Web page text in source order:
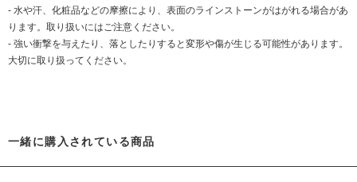
- 水や汗、化粧品などの摩擦により、表面のラインストーンがはがれる場合があ
ります。取り扱いにはご注意ください。
- 強い衝撃を与えたり、落としたりすると変形や傷が生じる可能性があります。
大切に取り扱ってください。
一緒に購入されている商品